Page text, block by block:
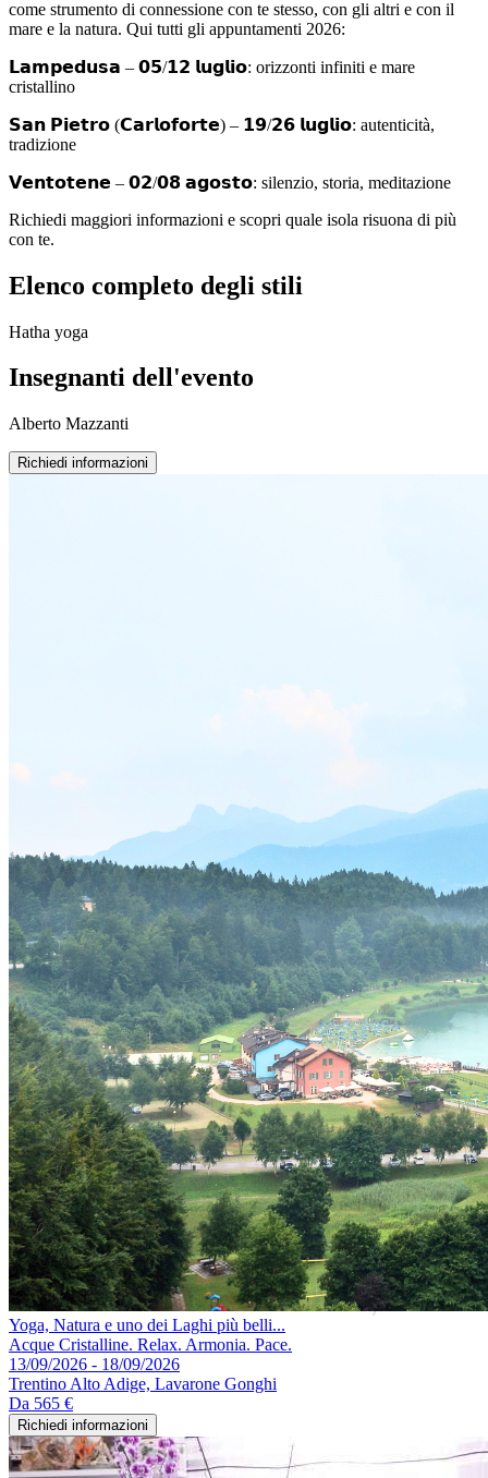
come strumento di connessione con te stesso, con gli altri e con il
mare e la natura. Qui tutti gli appuntamenti 2026:
𝗟𝗮𝗺𝗽𝗲𝗱𝘂𝘀𝗮 – 𝟬𝟱/𝟭𝟮 𝗹𝘂𝗴𝗹𝗶𝗼: orizzonti infiniti e mare
cristallino
𝗦𝗮𝗻 𝗣𝗶𝗲𝘁𝗿𝗼 (𝗖𝗮𝗿𝗹𝗼𝗳𝗼𝗿𝘁𝗲) – 𝟭𝟵/𝟮𝟲 𝗹𝘂𝗴𝗹𝗶𝗼: autenticità,
tradizione
𝗩𝗲𝗻𝘁𝗼𝘁𝗲𝗻𝗲 – 𝟬𝟮/𝟬𝟴 𝗮𝗴𝗼𝘀𝘁𝗼: silenzio, storia, meditazione
Richiedi maggiori informazioni e scopri quale isola risuona di più
con te.
Elenco completo degli stili
Hatha yoga
Insegnanti dell'evento
Alberto Mazzanti
Richiedi informazioni
Yoga, Natura e uno dei Laghi più belli...
Acque Cristalline. Relax. Armonia. Pace.
13/09/2026 - 18/09/2026
Trentino Alto Adige, Lavarone Gonghi
Da 565 €
Richiedi informazioni